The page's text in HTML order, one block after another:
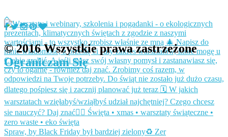
Spraw, by Black Friday był bardziej zielony♻️ Zer
© 2016 Wszystkie prawa zastrzeżone
Ograniczam Się